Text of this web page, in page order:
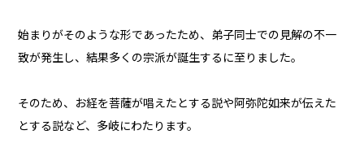
始まりがそのような形であったため、弟子同士での見解の不一
致が発生し、結果多くの宗派が誕生するに至りました。
そのため、お経を菩薩が唱えたとする説や阿弥陀如来が伝えた
とする説など、多岐にわたります。